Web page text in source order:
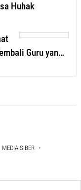
Huhak
Guru yan…
MEDIA SIBER